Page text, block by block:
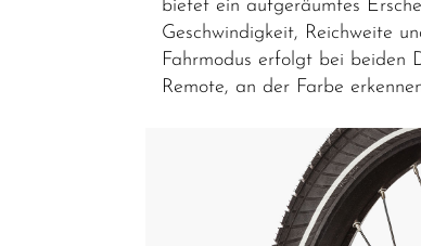
Zubehör/Fahrradzubehör
bietet ein aufgeräumtes
Geschwindigkeit, Reichweite
Fahrmodus erfolgt bei beiden
Remote, an der Farbe